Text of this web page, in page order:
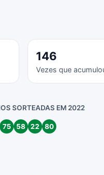
146
Vezes que
SORTEADAS EM 2022
75 58 22 80